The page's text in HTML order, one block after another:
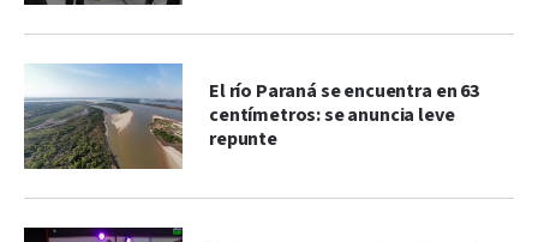
El río Paraná se encuentra en 63
centímetros: se anuncia leve
repunte